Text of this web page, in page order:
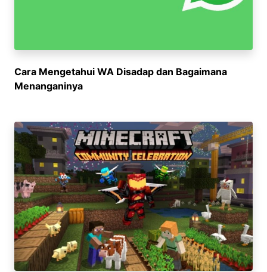
Cara Mengetahui WA Disadap dan Bagaimana
Menanganinya